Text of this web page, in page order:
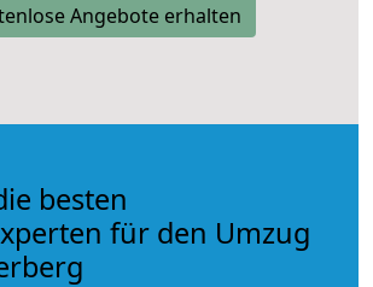
Angebote erhalten
besten
für den Umzug